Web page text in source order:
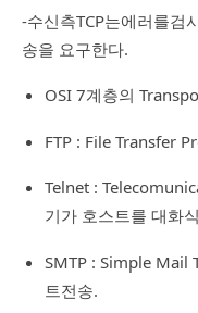
-수신측TCP는에러를검
송을 요구한다.
OSI 7계층의
FTP : File Transfer
Telnet :
기가 호스트를 대화
SMTP : Simple Mail
트전송.